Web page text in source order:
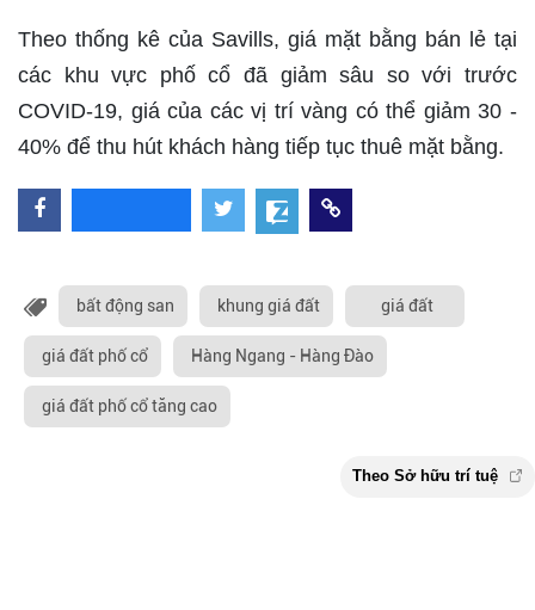
Theo thống kê của Savills, giá mặt bằng bán lẻ tại
các khu vực phố cổ đã giảm sâu so với trước
COVID-19, giá của các vị trí vàng có thể giảm 30 -
40% để thu hút khách hàng tiếp tục thuê mặt bằng.
bất động san khung giá đất giá đất
giá đất phố cổ Hàng Ngang - Hàng Đào
giá đất phố cổ tăng cao